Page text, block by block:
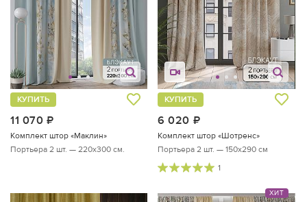
11 070
КУПИТЬ
Комплект штор «Маклин»
Портьера 2 шт. — 220х300 см.
6 020
КУПИТЬ
Комплект штор «Шотренс»
Портьера 2 шт. — 150х290 см
1
ХИТ